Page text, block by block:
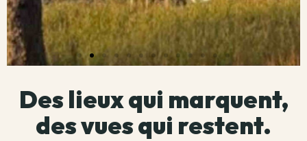
Des lieux qui marquent,
des vues qui restent.